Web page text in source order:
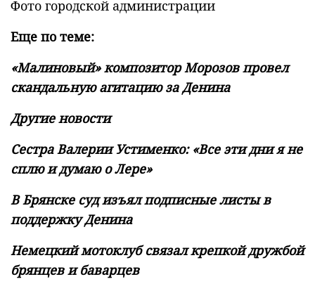
Фото городской администрации
Еще по теме:
«Малиновый» композитор Морозов провел
скандальную агитацию за Денина
Другие новости
Сестра Валерии Устименко: «Все эти дни я не
сплю и думаю о Лере»
В Брянске суд изъял подписные листы в
поддержку Денина
Немецкий мотоклуб связал крепкой дружбой
брянцев и баварцев